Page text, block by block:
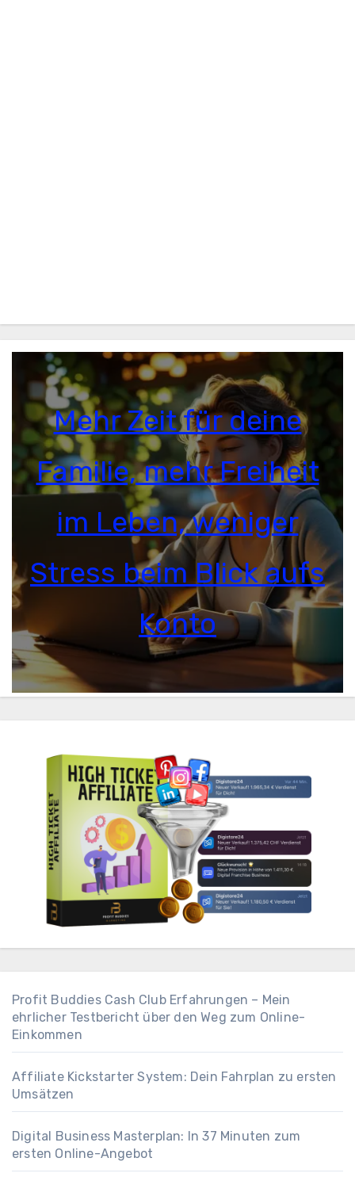
Mehr Zeit für deine
Familie, mehr Freiheit
im Leben, weniger
Stress beim Blick aufs
Konto
Profit Buddies Cash Club Erfahrungen – Mein
ehrlicher Testbericht über den Weg zum Online-
Einkommen
Affiliate Kickstarter System: Dein Fahrplan zu ersten
Umsätzen
Digital Business Masterplan: In 37 Minuten zum
ersten Online-Angebot